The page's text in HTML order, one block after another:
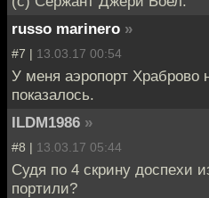
russo marinero »
#7 | 13.03.17 00:54
У меня аэропорт Храброво
показалось.
ILDM1986 »
#8 | 13.03.17 05:44
Судя по 4 скрину доспехи
портили?